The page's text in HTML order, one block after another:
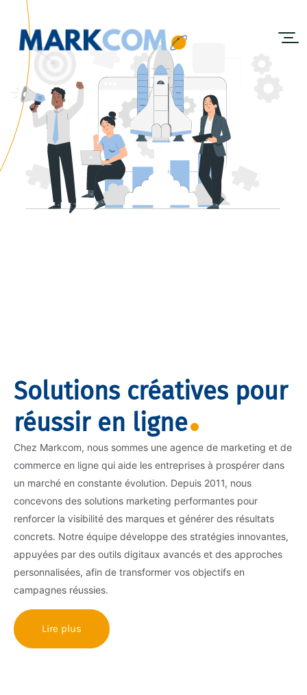
Solutions créatives pour
réussir en ligne
Chez Markcom, nous sommes une agence de marketing et de
commerce en ligne qui aide les entreprises à prospérer dans
un marché en constante évolution. Depuis 2011, nous
concevons des solutions marketing performantes pour
renforcer la visibilité des marques et générer des résultats
concrets. Notre équipe développe des stratégies innovantes,
appuyées par des outils digitaux avancés et des approches
personnalisées, afin de transformer vos objectifs en
campagnes réussies.
Lire plus